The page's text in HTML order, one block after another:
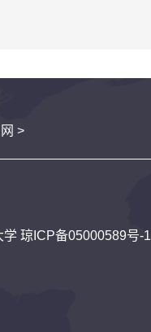
>
学 琼ICP备05000589号-1